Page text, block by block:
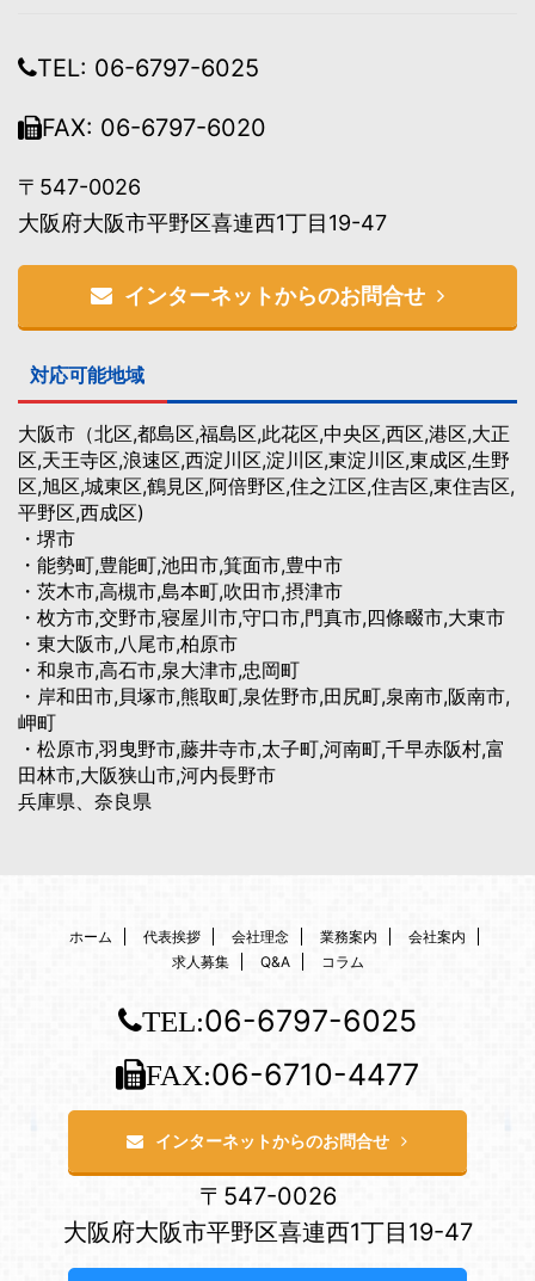
TEL: 06-6797-6025
FAX: 06-6797-6020
〒547-0026
大阪府大阪市平野区喜連西1丁目19-47
インターネットからのお問合せ
対応可能地域
大阪市（北区,都島区,福島区,此花区,中央区,西区,港区,大正
区,天王寺区,浪速区,西淀川区,淀川区,東淀川区,東成区,生野
区,旭区,城東区,鶴見区,阿倍野区,住之江区,住吉区,東住吉区,
平野区,西成区)
・堺市
・能勢町,豊能町,池田市,箕面市,豊中市
・茨木市,高槻市,島本町,吹田市,摂津市
・枚方市,交野市,寝屋川市,守口市,門真市,四條畷市,大東市
・東大阪市,八尾市,柏原市
・和泉市,高石市,泉大津市,忠岡町
・岸和田市,貝塚市,熊取町,泉佐野市,田尻町,泉南市,阪南市,
岬町
・松原市,羽曳野市,藤井寺市,太子町,河南町,千早赤阪村,富
田林市,大阪狭山市,河内長野市
兵庫県、奈良県
ホーム 代表挨拶 会社理念 業務案内
会社案内
求人募集
Q&A コラム
TEL:06-6797-6025
FAX:06-6710-4477
インターネットからのお問合せ
〒547-0026
大阪府大阪市平野区喜連西1丁目19-47